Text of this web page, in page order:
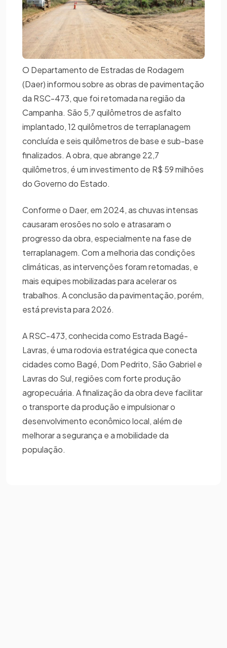
O Departamento de Estradas de Rodagem
(Daer) informou sobre as obras de pavimentação
da RSC-473, que foi retomada na região da
Campanha. São 5,7 quilômetros de asfalto
implantado, 12 quilômetros de terraplanagem
concluída e seis quilômetros de base e sub-base
finalizados. A obra, que abrange 22,7
quilômetros, é um investimento de R$ 59 milhões
do Governo do Estado.
Conforme o Daer, em 2024, as chuvas intensas
causaram erosões no solo e atrasaram o
progresso da obra, especialmente na fase de
terraplanagem. Com a melhoria das condições
climáticas, as intervenções foram retomadas, e
mais equipes mobilizadas para acelerar os
trabalhos. A conclusão da pavimentação, porém,
está prevista para 2026.
A RSC-473, conhecida como Estrada Bagé-
Lavras, é uma rodovia estratégica que conecta
cidades como Bagé, Dom Pedrito, São Gabriel e
Lavras do Sul, regiões com forte produção
agropecuária. A finalização da obra deve facilitar
o transporte da produção e impulsionar o
desenvolvimento econômico local, além de
melhorar a segurança e a mobilidade da
população.